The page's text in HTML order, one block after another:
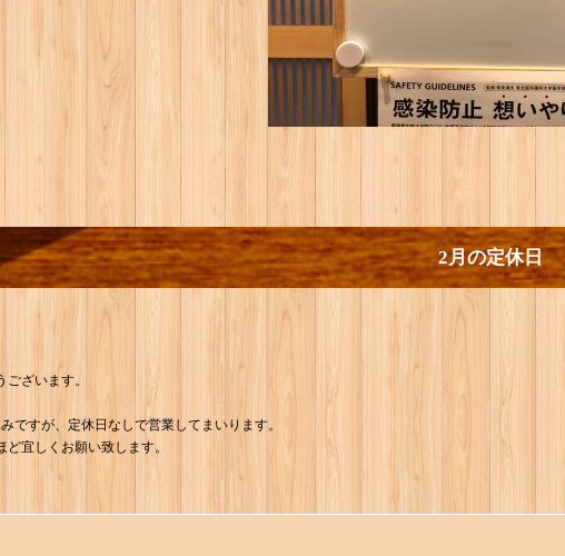
2月の定休日
ざいます。
ですが、定休日なしで営業してまいります。
宜しくお願い致します。